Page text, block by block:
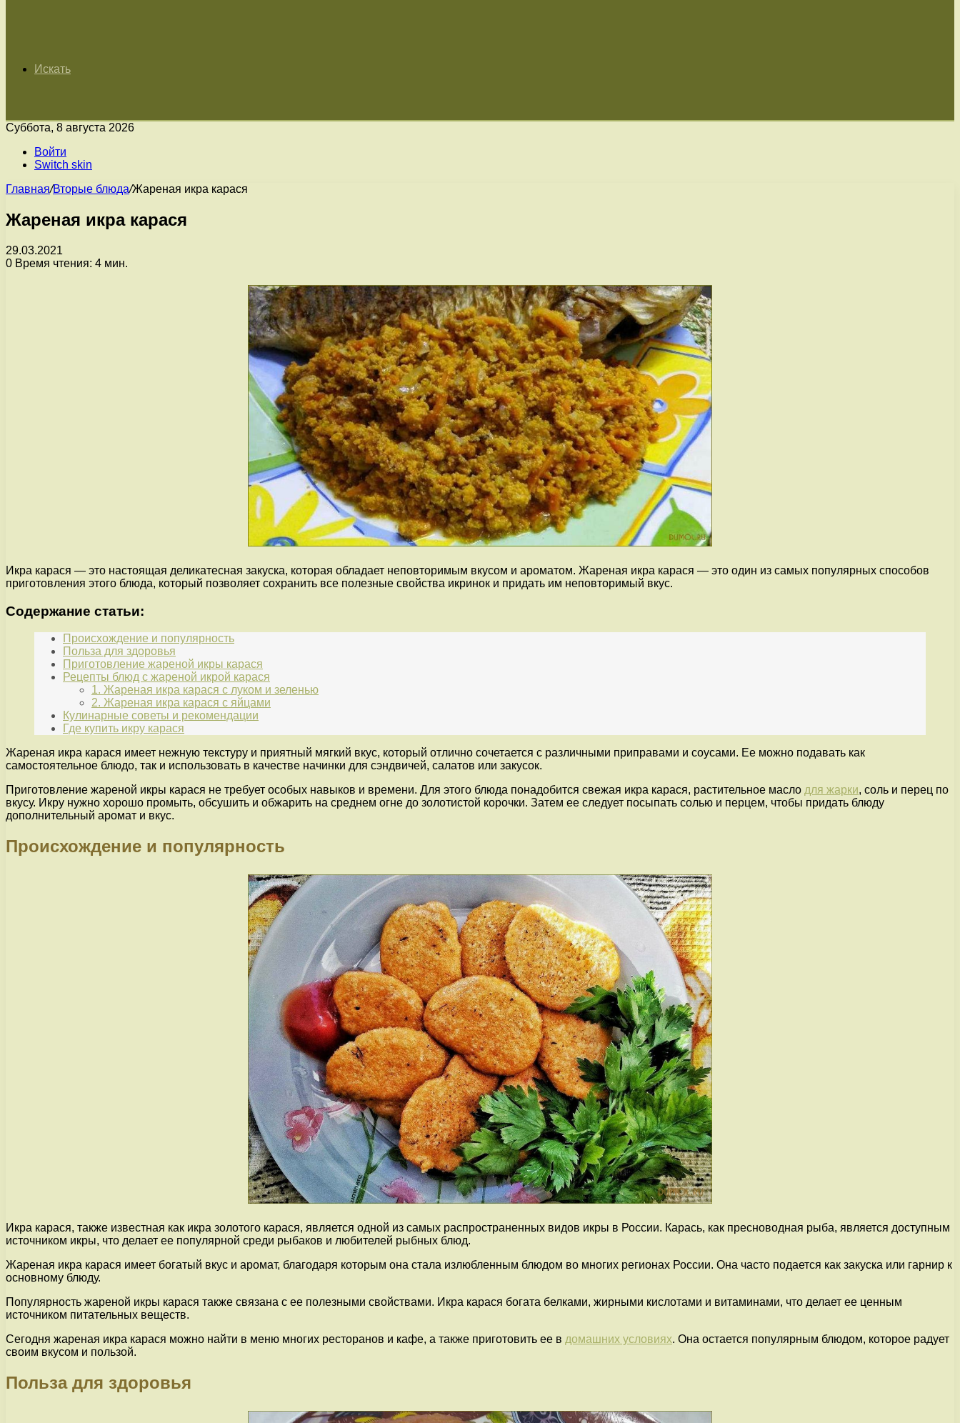
Искать
Суббота, 8 августа 2026
Войти
Switch skin
Главная/Вторые блюда/Жареная икра карася
Жареная икра карася
29.03.2021
0 Время чтения: 4 мин.
Икра карася — это настоящая деликатесная закуска, которая обладает неповторимым вкусом и ароматом. Жареная икра карася — это один из самых популярных способов
приготовления этого блюда, который позволяет сохранить все полезные свойства икринок и придать им неповторимый вкус.
Содержание статьи:
Происхождение и популярность
Польза для здоровья
Приготовление жареной икры карася
Рецепты блюд с жареной икрой карася
1. Жареная икра карася с луком и зеленью
2. Жареная икра карася с яйцами
Кулинарные советы и рекомендации
Где купить икру карася
Жареная икра карася имеет нежную текстуру и приятный мягкий вкус, который отлично сочетается с различными приправами и соусами. Ее можно подавать как
самостоятельное блюдо, так и использовать в качестве начинки для сэндвичей, салатов или закусок.
Приготовление жареной икры карася не требует особых навыков и времени. Для этого блюда понадобится свежая икра карася, растительное масло для жарки, соль и перец по
вкусу. Икру нужно хорошо промыть, обсушить и обжарить на среднем огне до золотистой корочки. Затем ее следует посыпать солью и перцем, чтобы придать блюду
дополнительный аромат и вкус.
Происхождение и популярность
Икра карася, также известная как икра золотого карася, является одной из самых распространенных видов икры в России. Карась, как пресноводная рыба, является доступным
источником икры, что делает ее популярной среди рыбаков и любителей рыбных блюд.
Жареная икра карася имеет богатый вкус и аромат, благодаря которым она стала излюбленным блюдом во многих регионах России. Она часто подается как закуска или гарнир к
основному блюду.
Популярность жареной икры карася также связана с ее полезными свойствами. Икра карася богата белками, жирными кислотами и витаминами, что делает ее ценным
источником питательных веществ.
Сегодня жареная икра карася можно найти в меню многих ресторанов и кафе, а также приготовить ее в домашних условиях. Она остается популярным блюдом, которое радует
своим вкусом и пользой.
Польза для здоровья